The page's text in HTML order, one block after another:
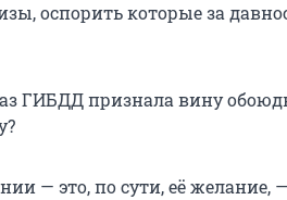
оспорить которые за
ГИБДД признала вину
— это, по сути, её желание,